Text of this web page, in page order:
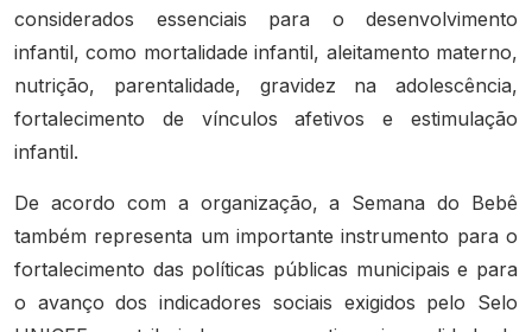
considerados essenciais para o desenvolvimento
infantil, como mortalidade infantil, aleitamento materno,
nutrição, parentalidade, gravidez na adolescência,
fortalecimento de vínculos afetivos e estimulação
infantil.
De acordo com a organização, a Semana do Bebê
também representa um importante instrumento para o
fortalecimento das políticas públicas municipais e para
o avanço dos indicadores sociais exigidos pelo Selo